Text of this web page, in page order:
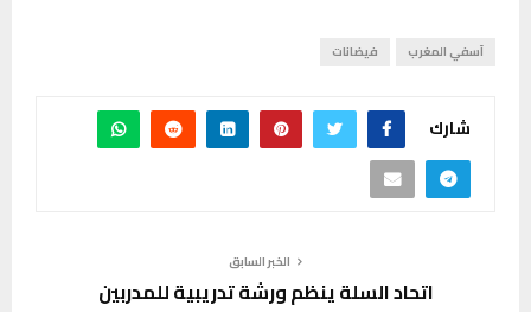
آسفي المغرب فيضانات
شارك
الخبر السابق
اتحاد السلة ينظم ورشة تدريبية للمدربين